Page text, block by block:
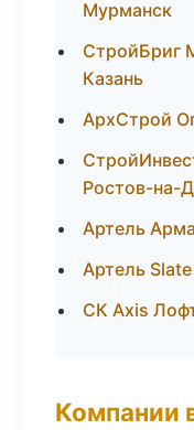
Мурманск
СтройБриг
Казань
АрхСтрой
Ростов-на-
Артель
Артель
СК Axis
Компании